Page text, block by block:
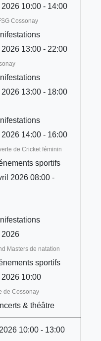
10:00 - 14:00
Cossonay
13:00 - 22:00
13:00 - 18:00
14:00 - 16:00
de Cricket féminin
sportifs
2026 08:00 -
2026
Masters de natation
sportifs
10:00
de Cossonay
& théâtre
10:00 - 13:00